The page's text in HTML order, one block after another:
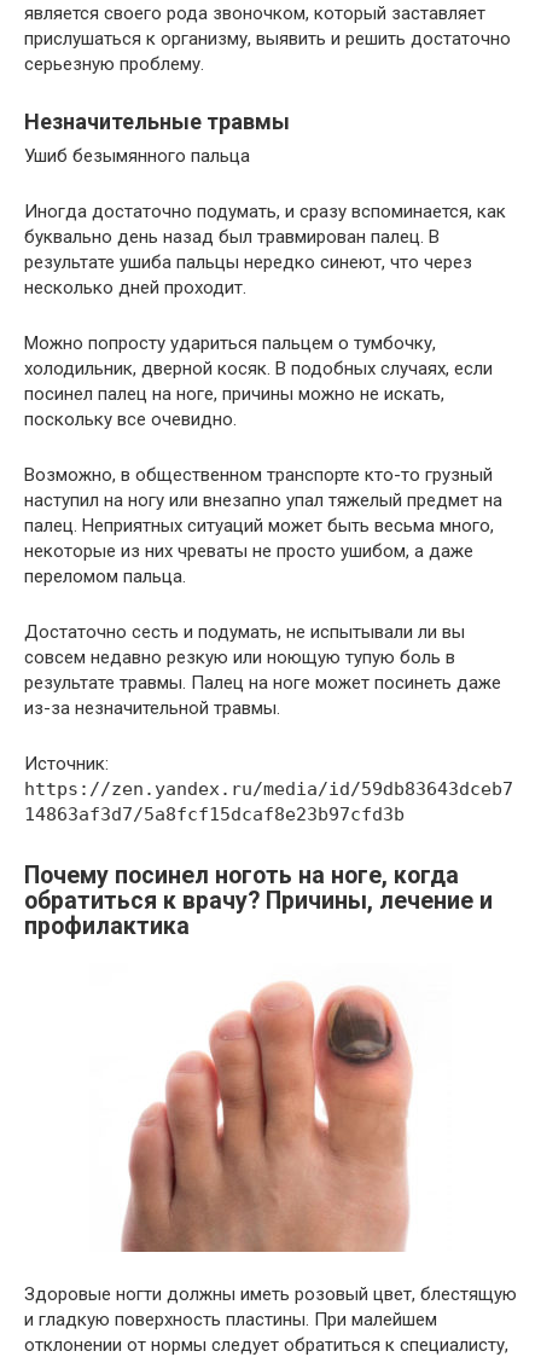
является своего рода звоночком, который заставляет
прислушаться к организму, выявить и решить достаточно
серьезную проблему.
Незначительные травмы
Ушиб безымянного пальца
Иногда достаточно подумать, и сразу вспоминается, как
буквально день назад был травмирован палец. В
результате ушиба пальцы нередко синеют, что через
несколько дней проходит.
Можно попросту удариться пальцем о тумбочку,
холодильник, дверной косяк. В подобных случаях, если
посинел палец на ноге, причины можно не искать,
поскольку все очевидно.
Возможно, в общественном транспорте кто-то грузный
наступил на ногу или внезапно упал тяжелый предмет на
палец. Неприятных ситуаций может быть весьма много,
некоторые из них чреваты не просто ушибом, а даже
переломом пальца.
Достаточно сесть и подумать, не испытывали ли вы
совсем недавно резкую или ноющую тупую боль в
результате травмы. Палец на ноге может посинеть даже
из-за незначительной травмы.
Источник:
https://zen.yandex.ru/media/id/59db83643dceb7
14863af3d7/5a8fcf15dcaf8e23b97cfd3b
Почему посинел ноготь на ноге, когда
обратиться к врачу? Причины, лечение и
профилактика
Здоровые ногти должны иметь розовый цвет, блестящую
и гладкую поверхность пластины. При малейшем
отклонении от нормы следует обратиться к специалисту,